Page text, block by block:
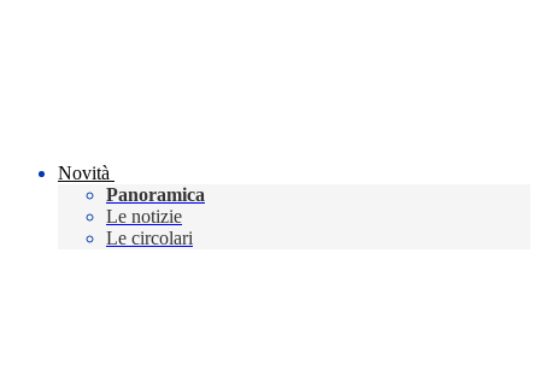
Novità
Panoramica
Le notizie
Le circolari